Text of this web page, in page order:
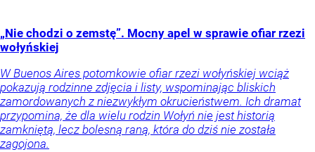
„Nie chodzi o zemstę”. Mocny apel w sprawie ofiar rzezi
wołyńskiej
W Buenos Aires potomkowie ofiar rzezi wołyńskiej wciąż
pokazują rodzinne zdjęcia i listy, wspominając bliskich
zamordowanych z niezwykłym okrucieństwem. Ich dramat
przypomina, że dla wielu rodzin Wołyń nie jest historią
zamkniętą, lecz bolesną raną, która do dziś nie została
zagojona.